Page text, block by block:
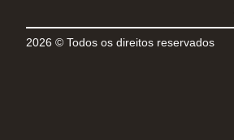
2026 © Todos os direitos reservados